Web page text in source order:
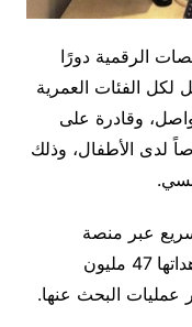
الرقمية دورًا
لكل الفئات العمرية
وقادرة على
لدى الأطفال، وذلك
عبر منصة
“إكس”، لدرجة أن إحداها بلغ عدد مشاهداتها 47 مليون
عمليات البحث عنها.